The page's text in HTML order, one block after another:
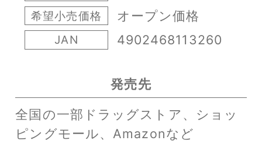
希望小売価格 オープン価格
JAN 4902468113260
発売先
全国の一部ドラッグストア、ショッ
ピングモール、Amazonなど